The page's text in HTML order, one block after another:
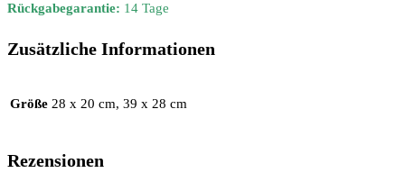
Rückgabegarantie: 14 Tage
Zusätzliche Informationen
Größe 28 x 20 cm, 39 x 28 cm
Rezensionen